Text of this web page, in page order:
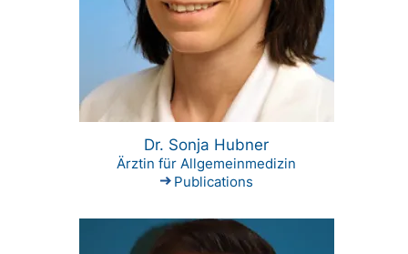
Dr. Sonja Hubner
Ärztin für Allgemeinmedizin
Publications